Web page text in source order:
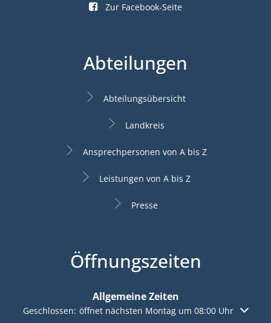
Zur Facebook-Seite
Abteilungen
Abteilungsübersicht
Landkreis
Ansprechpersonen von A bis Z
Leistungen von A bis Z
Presse
Öffnungszeiten
Allgemeine Zeiten
Klicken, um weitere Öffnungs- oder Schließzeiten
Geschlossen: öffnet nächsten Montag um 08:00 Uhr